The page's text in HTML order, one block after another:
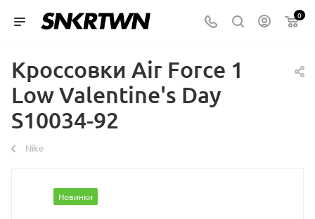
0
Кроссовки Air Force 1
Low Valentine's Day
S10034-92
Nike
Новинки